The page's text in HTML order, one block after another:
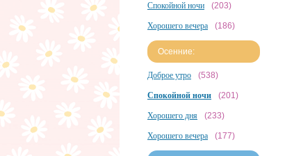
Спокойной ночи (203)
Хорошего вечера (186)
Осенние:
Доброе утро (538)
Спокойной ночи (201)
Хорошего дня (233)
Хорошего вечера (177)